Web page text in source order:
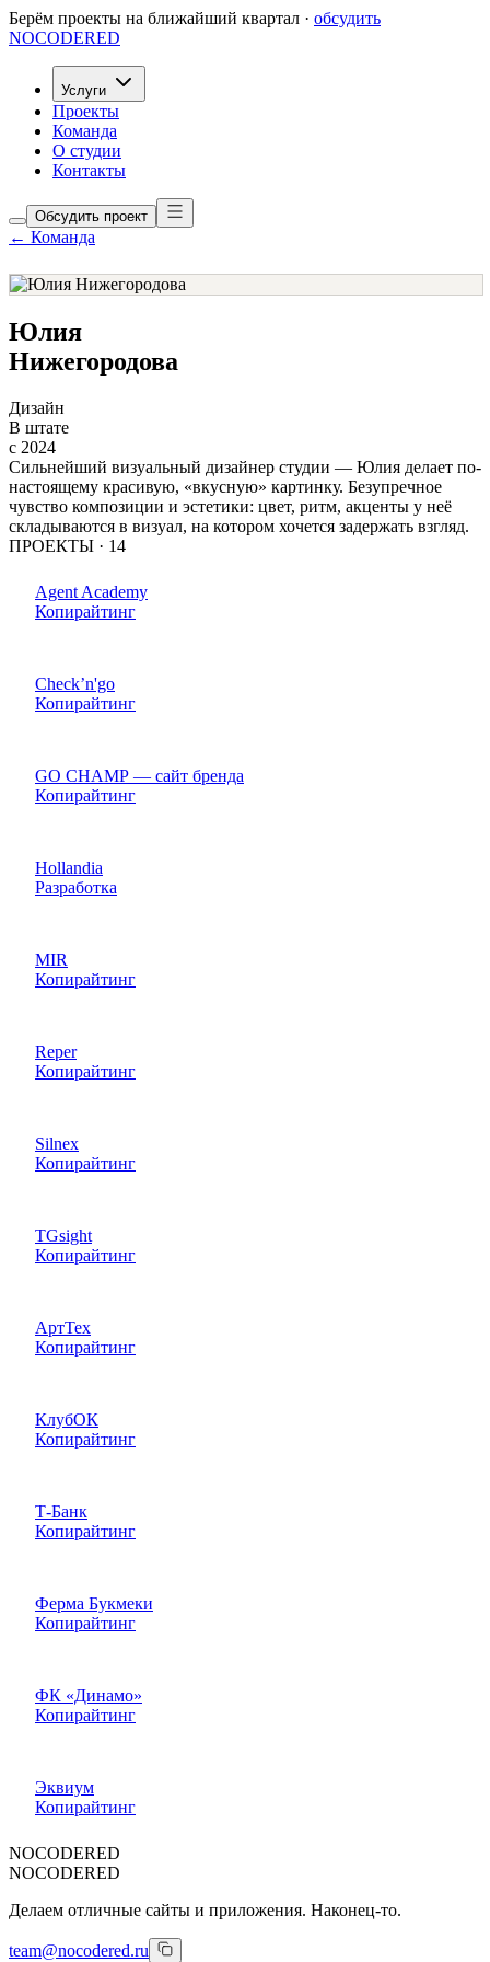
Берём проекты на ближайший квартал · обсудить
NOCODERED
Услуги
Проекты
Команда
О студии
Контакты
Обсудить проект
← Команда
Юлия
Нижегородова
Дизайн
В штате
с 2024
Сильнейший визуальный дизайнер студии — Юлия делает по-
настоящему красивую, «вкусную» картинку. Безупречное
чувство композиции и эстетики: цвет, ритм, акценты у неё
складываются в визуал, на котором хочется задержать взгляд.
ПРОЕКТЫ · 14
Agent Academy
Копирайтинг
Check’n'go
Копирайтинг
GO CHAMP — сайт бренда
Копирайтинг
Hollandia
Разработка
MIR
Копирайтинг
Reper
Копирайтинг
Silnex
Копирайтинг
TGsight
Копирайтинг
АртТех
Копирайтинг
КлубОК
Копирайтинг
Т-Банк
Копирайтинг
Ферма Букмеки
Копирайтинг
ФК «Динамо»
Копирайтинг
Эквиум
Копирайтинг
NOCODERED
NOCODERED
Делаем отличные сайты и приложения. Наконец-то.
team@nocodered.ru